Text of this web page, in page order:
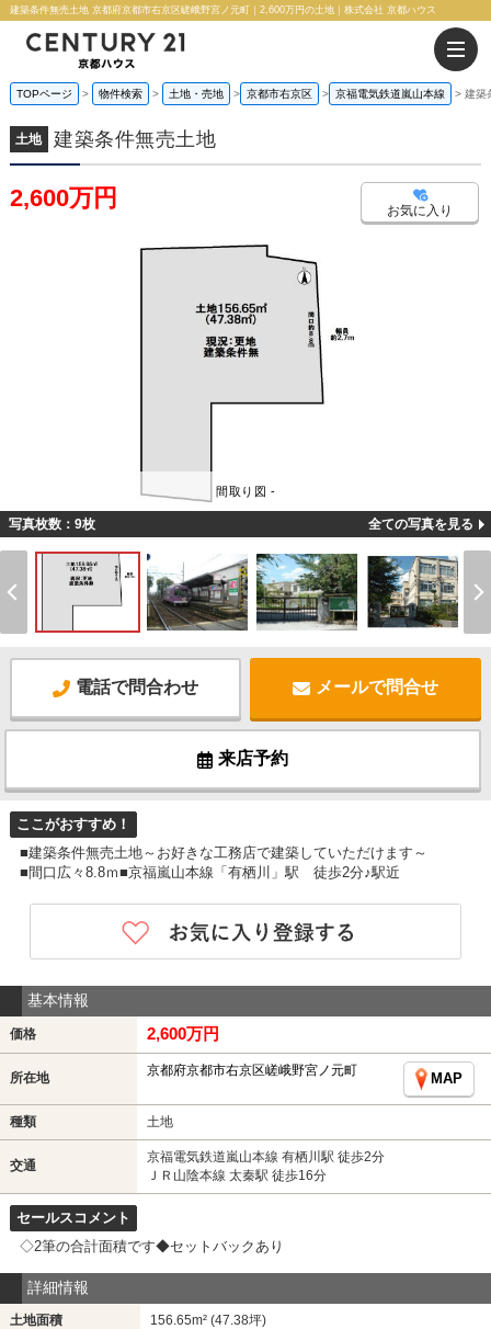
建築条件無売土地 京都府京都市右京区嵯峨野宮ノ元町｜2,600万円の土地｜株式会社 京都ハウス
TOPページ 物件検索 土地・売地 京都市右京区 京福電気鉄道嵐山本線 建築
土地 建築条件無売土地
2,600万円 お気に入り
間取り図 -
写真枚数：9枚 全ての写真を見る
電話で問合わせ メールで問合せ
来店予約
ここがおすすめ！
■建築条件無売土地～お好きな工務店で建築していただけます～
■間口広々8.8ｍ■京福嵐山本線「有栖川」駅 徒歩2分♪駅近
基本情報
価格 2,600万円
所在地 京都府京都市右京区嵯峨野宮ノ元町
MAP
種類 土地
交通
京福電気鉄道嵐山本線 有栖川駅 徒歩2分
ＪＲ山陰本線 太秦駅 徒歩16分
セールスコメント
◇2筆の合計面積です◆セットバックあり
詳細情報
土地面積 156.65m² (47.38坪)